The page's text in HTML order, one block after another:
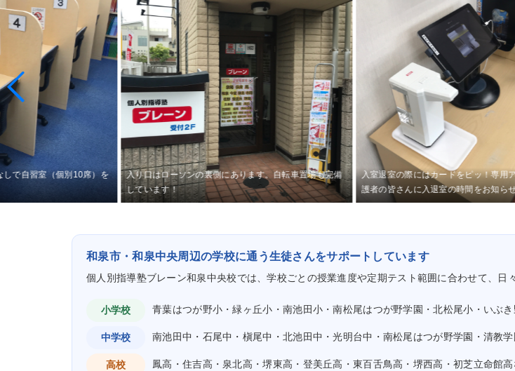
しで自習室（個別10席）を
入り口はローソンの裏側にあります。自転車置場も完備
しています！
入室退室の際にはカードをピッ！専用
護者の皆さんに入退室の時間をお知ら
和泉市・和泉中央周辺の学校に通う生徒さんをサポートしています
個人別指導塾ブレーン和泉中央校では、学校ごとの授業進度や定期テスト範囲に合わせて、日
小学校 青葉はつが野小・緑ヶ丘小・南池田小・南松尾はつが野学園・北松尾小・いぶ
中学校 南池田中・石尾中・槇尾中・北池田中・光明台中・南松尾はつが野学園・清教
高校 鳳高・住吉高・泉北高・堺東高・登美丘高・東百舌鳥高・堺西高・初芝立命館